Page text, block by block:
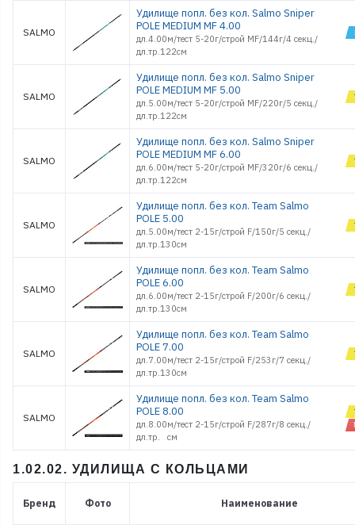
SALMO
Удилище попл. без кол. Salmo Sniper
POLE MEDIUM MF 4.00
дл.4.00м/тест 5-20г/строй MF/144г/4 секц./
дл.тр.122см
SALMO
Удилище попл. без кол. Salmo Sniper
POLE MEDIUM MF 5.00
дл.5.00м/тест 5-20г/строй MF/220г/5 секц./
дл.тр.122см
SALMO
Удилище попл. без кол. Salmo Sniper
POLE MEDIUM MF 6.00
дл.6.00м/тест 5-20г/строй MF/320г/6 секц./
дл.тр.122см
SALMO
Удилище попл. без кол. Team Salmo
POLE 5.00
дл.5.00м/тест 2-15г/строй F/150г/5 секц./
дл.тр.130см
SALMO
Удилище попл. без кол. Team Salmo
POLE 6.00
дл.6.00м/тест 2-15г/строй F/200г/6 секц./
дл.тр.130см
SALMO
Удилище попл. без кол. Team Salmo
POLE 7.00
дл.7.00м/тест 2-15г/строй F/253г/7 секц./
дл.тр.130см
SALMO
Удилище попл. без кол. Team Salmo
POLE 8.00
дл.8.00м/тест 2-15г/строй F/287г/8 секц./
дл.тр. см
1.02.02. УДИЛИЩА С КОЛЬЦАМИ
Бренд Фото Наименование